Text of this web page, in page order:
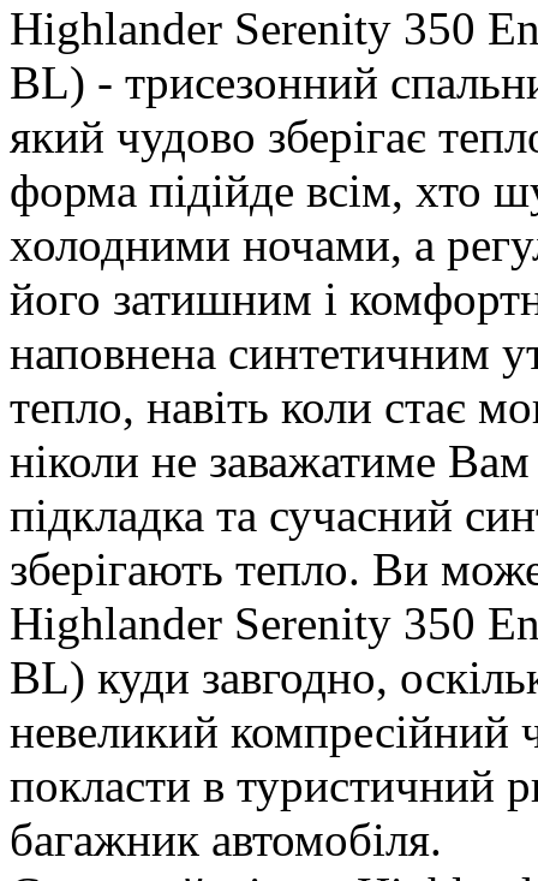
Highlander Serenity 350
BL) - трисезонний
який чудово зберігає
форма підійде всім, хто
холодними ночами, а
його затишним і
наповнена синтетичним
тепло, навіть коли стає
ніколи не заважатиме
підкладка та сучасний
зберігають тепло. Ви
Highlander Serenity 350
BL) куди завгодно,
невеликий
покласти в туристичний
багажник автомобіля.